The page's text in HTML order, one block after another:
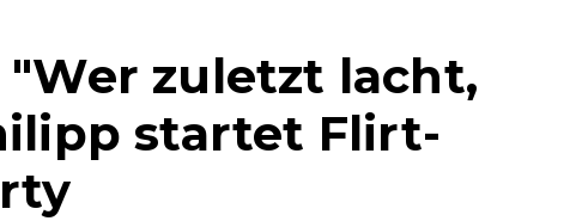
zuletzt lacht,
startet Flirt-